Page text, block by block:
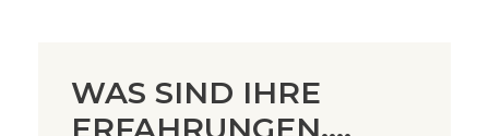
WAS SIND IHRE
ERFAHRUNGEN....